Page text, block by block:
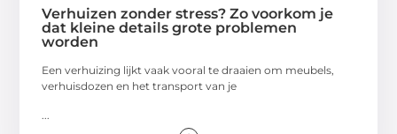
Verhuizen zonder stress? Zo voorkom je
dat kleine details grote problemen
worden
Een verhuizing lijkt vaak vooral te draaien om meubels,
verhuisdozen en het transport van je